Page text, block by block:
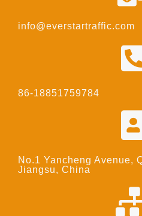
info@everstartraffic.com
86-18851759784
No.1 Yancheng Avenue,
Jiangsu, China